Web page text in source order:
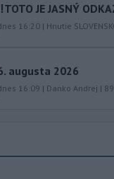
JE JASNÝ
16:20 | Hnutie
augusta 2026
16:09 | Danko Andrej |